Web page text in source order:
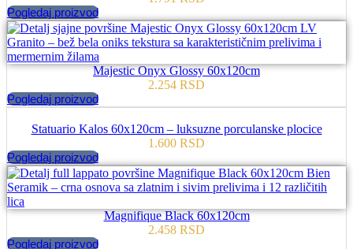
Pogledaj proizvod
Majestic Onyx Glossy 60x120cm
2.254 RSD
Pogledaj proizvod
Statuario Kalos 60x120cm – luksuzne porculanske plocice
1.600 RSD
Pogledaj proizvod
Magnifique Black 60x120cm
2.458 RSD
Pogledaj proizvod